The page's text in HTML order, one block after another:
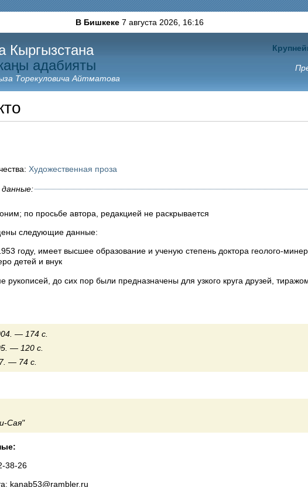
В Бишкеке7 августа 2026, 16:16
Кыргызстана
адабияты
Торекуловича Айтматова
Художественная проза
данные:
по просьбе автора, редакцией не раскрывается
следующие данные:
году, имеет высшее образование и ученую степень доктора геолого-
детей и внук
до сих пор были предназначены для узкого круга друзей,
— 174 с.
— 120 с.
— 74 с.
Сая"
38-26
kanab53@rambler.ru